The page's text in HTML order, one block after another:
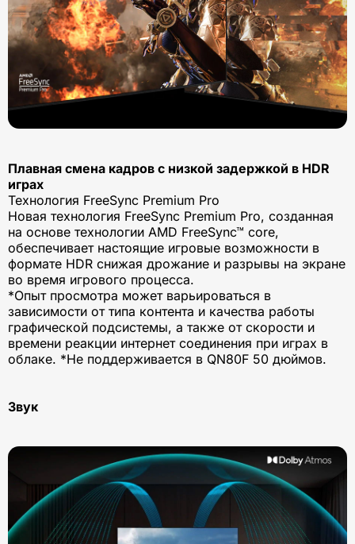
Плавная смена кадров с низкой задержкой в HDR
играх
Технология FreeSync Premium Pro
Новая технология FreeSync Premium Pro, созданная
на основе технологии AMD FreeSync™ core,
обеспечивает настоящие игровые возможности в
формате HDR снижая дрожание и разрывы на экране
во время игрового процесса.
*Опыт просмотра может варьироваться в
зависимости от типа контента и качества работы
графической подсистемы, а также от скорости и
времени реакции интернет соединения при играх в
облаке. *Не поддерживается в QN80F 50 дюймов.
Звук